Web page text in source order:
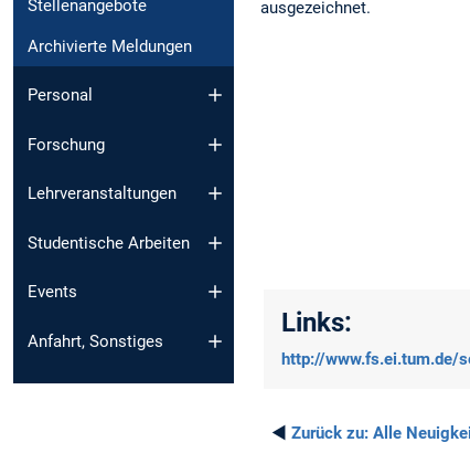
Stellenangebote
Archivierte Meldungen
Personal
Forschung
Lehrveranstaltungen
Studentische Arbeiten
Events
Anfahrt, Sonstiges
ausgezeichnet.
Links:
http://www.fs.ei.tum.de/
◄ Zurück zu: Alle